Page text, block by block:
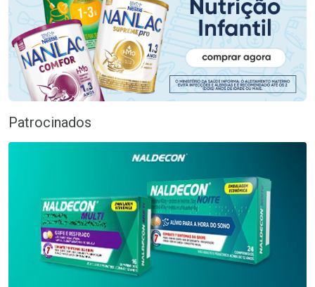
Patrocinados